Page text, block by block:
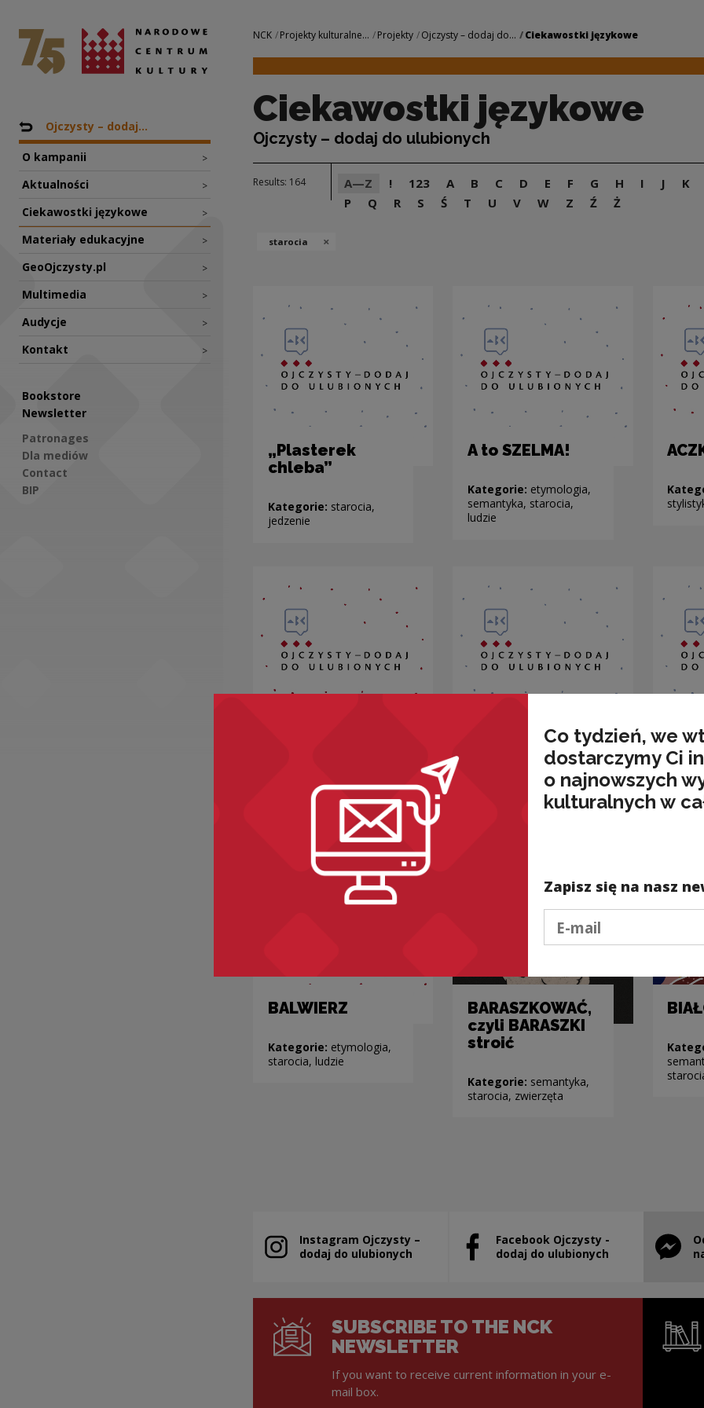
Ciekawostki językowe | Narodowe
National Centre for Culture Poland
Nawigacja
Back to: Projekty
Ojczysty – dodaj...
O kampanii >
Aktualności >
Ciekawostki językowe >
Materiały edukacyjne >
GeoOjczysty.pl >
Multimedia >
Audycje >
Kontakt >
Bookstore
Newsletter
Patronages
Dla mediów
Contact
BIP
Navigation
NCK Projekty kulturalne... Projekty Ojczysty – dodaj do... Ciekawostki językowe
Ciekawostki językowe
Ojczysty – dodaj do ulubionych
Results: 164 A—Z ! 123 A B C D E F G H I J K
P
Q R S Ś T U V W Z Ź Ż
starocia ×
„Plasterek
chleba”
Kategorie: starocia,
jedzenie
A to SZELMA!
Kategorie: etymologia,
semantyka, starocia,
ludzie
etymologia, starocia,
poprawność
starocia,
stylistyka, poprawność
AŻ
BALWIERZ
Kategorie: etymologia,
starocia, ludzie
BARASZKOWAĆ,
czyli BARASZKI
stroić
Kategorie: semantyka,
starocia, zwierzęta
Instagram Ojczysty –
dodaj do ulubionych
Note, the link will open in a new window
Facebook Ojczysty -
dodaj do ulubionych
Note, the link will open in a new window
Note,
SUBSCRIBE TO THE NCK
NEWSLETTER
If you want to receive current information in your e-
mail box.
Co tydzień, we
dostarczymy Ci
o najnowszych
kulturalnych w
Zapisz się na nasz